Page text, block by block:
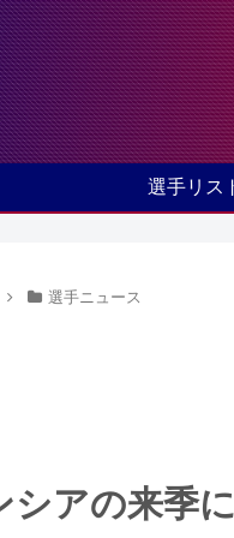
選手リス
選手ニュース
アの来季に